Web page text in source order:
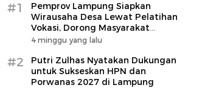
#1
Pemprov Lampung Siapkan
Wirausaha Desa Lewat Pelatihan
Vokasi, Dorong Masyarakat
Ciptakan Lapangan Kerja
4 minggu yang lalu
#2
Putri Zulhas Nyatakan Dukungan
untuk Sukseskan HPN dan
Porwanas 2027 di Lampung